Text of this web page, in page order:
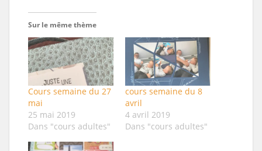
Sur le même thème
Cours semaine du 27
mai
25 mai 2019
Dans "cours adultes"
cours semaine du 8
avril
4 avril 2019
Dans "cours adultes"